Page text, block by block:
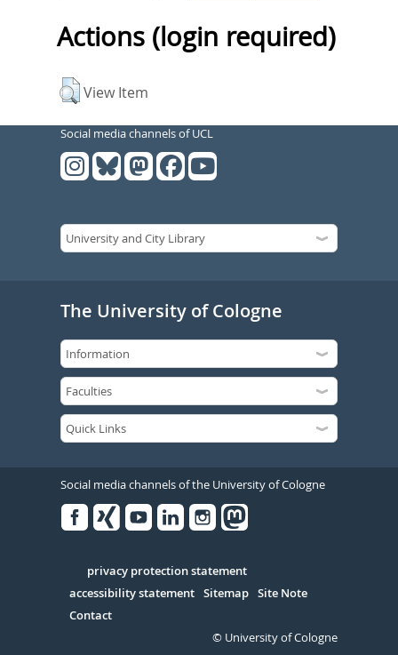
Actions (login required)
View Item
Social media channels of UCL
The University of Cologne
Social media channels of the University of Cologne
Serivce
privacy protection statement
accessibility statement Sitemap Site Note
Contact
© University of Cologne